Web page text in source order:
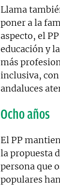
Llama
poner a la
aspecto, el
educación y
más
inclusiva,
andaluces
Ocho años
El PP
la propuesta
persona que
populares